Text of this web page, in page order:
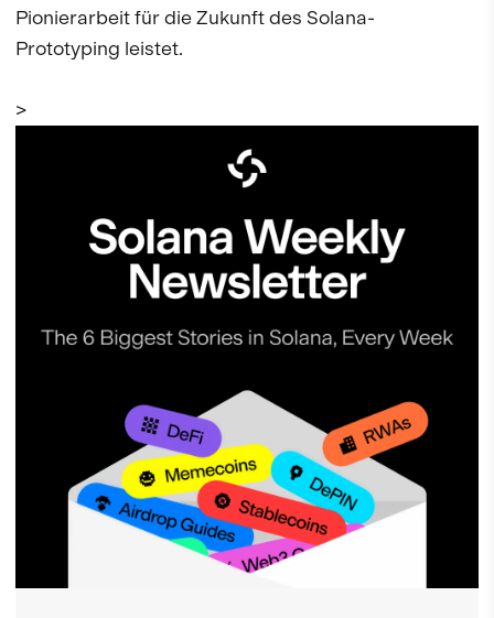
Pionierarbeit für die Zukunft des Solana-
Prototyping leistet.
>